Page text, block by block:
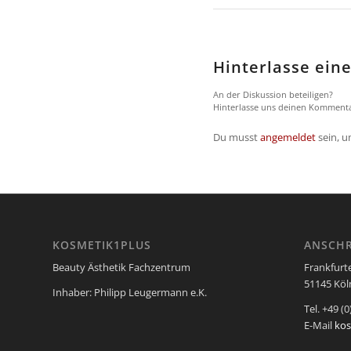
Hinterlasse
An der Diskussion beteiligen?
Hinterlasse uns deinen
Du musstangemeldetsein,
KOSMETIK1PLUS
Beauty Ästhetik Fachzentrum
Inhaber: Philipp Leugermann e.K.
51145
Tel. +49
E-Mail